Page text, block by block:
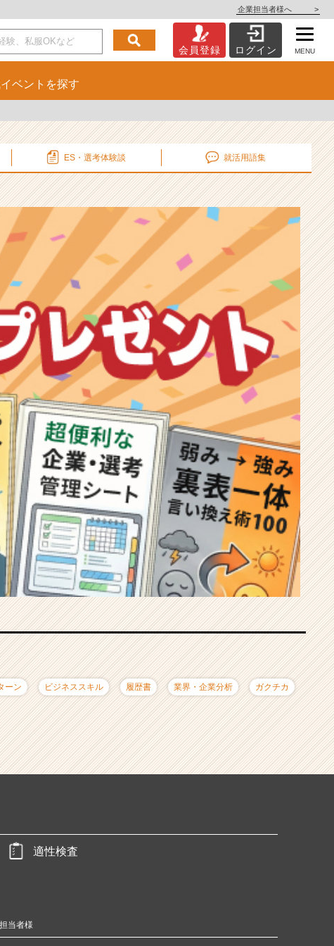
企業担当者様へ >
会員登録 ログイン MENU
イベント を探す
ES・選考体験談 就活用語集
ーン ビジネススキル 履歴書 業界・企業分析 ガクチカ
適性検査
当者様